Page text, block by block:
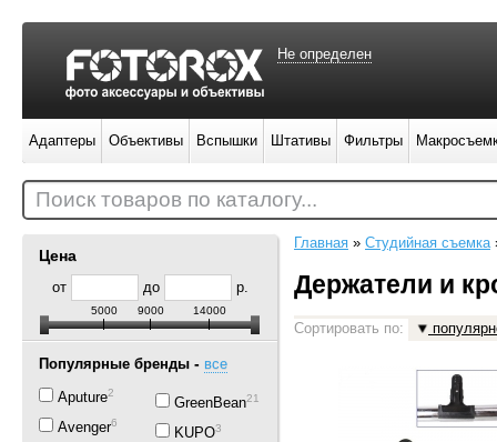
Цена
от до р.
5000 9000 14000
Популярные бренды - все
Aputure2
Avenger6
GreenBean21
KUPO3
Главная » Студийная съемка
Держатели и
Сортировать по:
Не определен
Адаптеры Объективы Вспышки Штативы Фильтры
Поиск товаров по каталогу...